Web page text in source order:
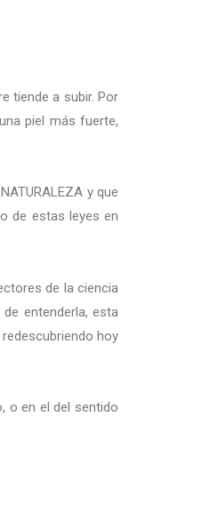
tiende a subir. Por
piel más fuerte,
y que
de estas leyes en
de la ciencia
entenderla, esta
hoy
o en el del sentido